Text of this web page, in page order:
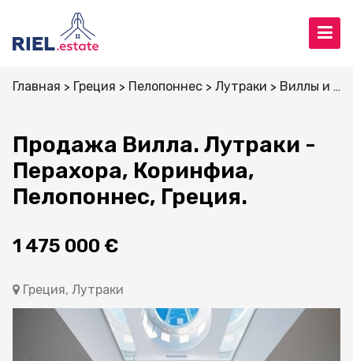
Главная Греция Пелопоннес Лутраки Виллы и дома
Продажа Вилла. Лутраки -
Перахора, Коринфиа,
Пелопоннес, Греция.
1 475 000 €
Греция, Лутраки